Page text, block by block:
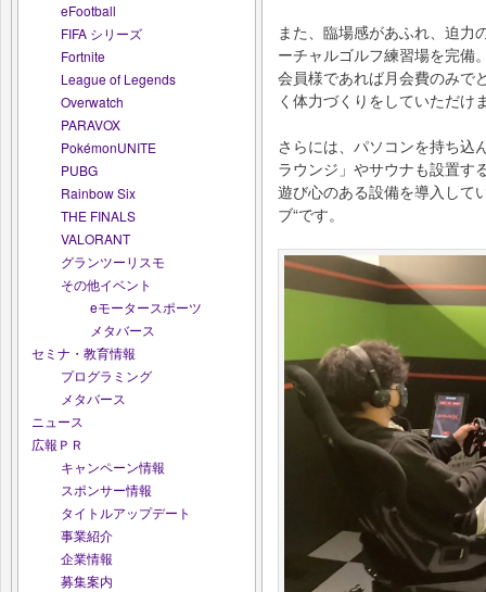
eFootball
FIFA シリーズ
Fortnite
League of Legends
Overwatch
PARAVOX
PokémonUNITE
PUBG
Rainbow Six
THE FINALS
VALORANT
グランツーリスモ
その他イベント
eモータースポーツ
メタバース
セミナ・教育情報
プログラミング
メタバース
ニュース
広報ＰＲ
キャンペーン情報
スポンサー情報
タイトルアップデート
事業紹介
企業情報
募集案内
また、臨場感があふれ、迫力
ーチャルゴルフ練習場を完備
会員様であれば月会費のみで
く体力づくりをしていただけ
さらには、パソコンを持ち込
ラウンジ」やサウナも設置す
遊び心のある設備を導入して
ブ“です。